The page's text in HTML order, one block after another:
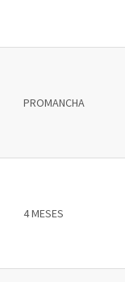
PROMANCHA
4 MESES